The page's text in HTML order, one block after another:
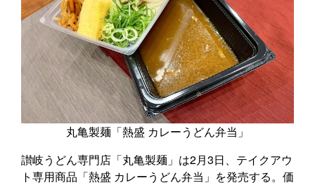
丸亀製麺「熱盛 カレーうどん弁当」
讃岐うどん専門店「丸亀製麺」は2月3日、テイクアウ
ト専用商品「熱盛 カレーうどん弁当」を発売する。価